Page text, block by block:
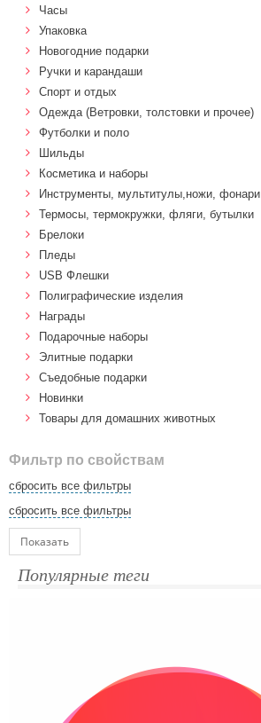
Часы
Упаковка
Новогодние подарки
Ручки и карандаши
Спорт и отдых
Одежда (Ветровки, толстовки и прочее)
Футболки и поло
Шильды
Косметика и наборы
Инструменты, мультитулы,ножи, фонари
Термосы, термокружки, фляги, бутылки
Брелоки
Пледы
USB Флешки
Полиграфические изделия
Награды
Подарочные наборы
Элитные подарки
Cъедобные подарки
Новинки
Товары для домашних животных
Фильтр по свойствам
сбросить все фильтры
сбросить все фильтры
Показать
Популярные теги